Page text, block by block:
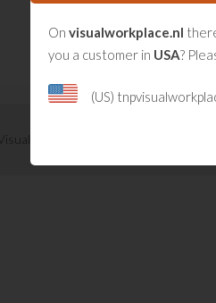
Management updates ontvangen?
On visualworkplace.nl
you a customer in USA?
(US)